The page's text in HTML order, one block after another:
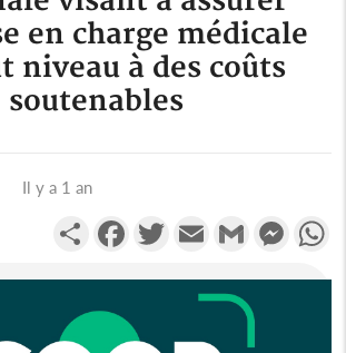
en charge médicale
niveau à des coûts
soutenables
Il y a 1 an
PartagerFacebookTwitterEmail Gmail